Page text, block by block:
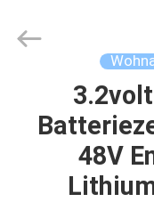
PRODUKTE
48V